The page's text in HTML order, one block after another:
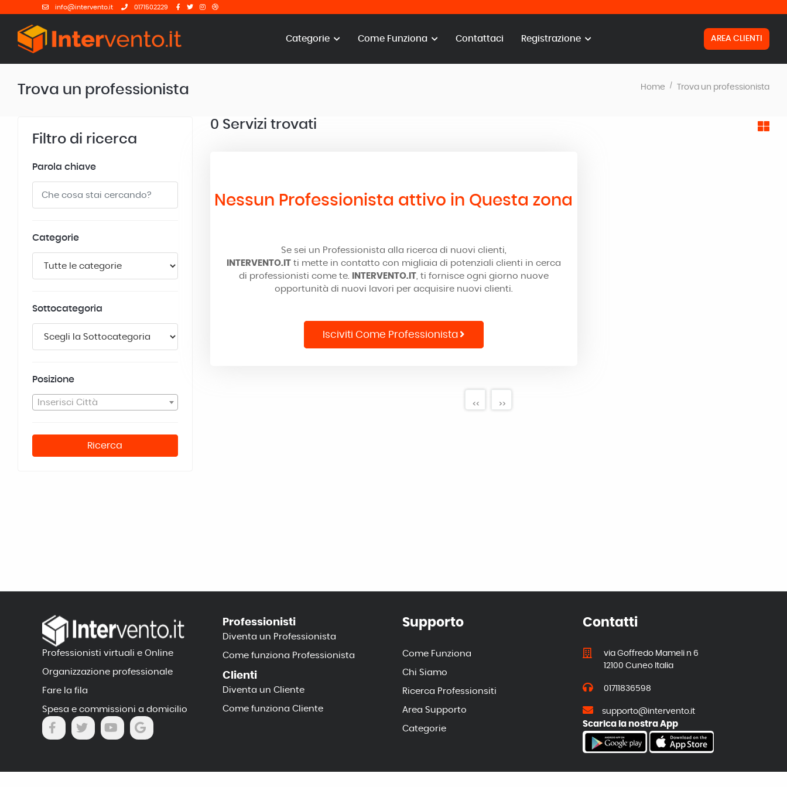
info@intervento.it 0171502229
Categorie Come Funziona Contattaci Registrazione AREA CLIENTI
Trova un professionista Home Trova un professionista
Filtro di ricerca
Parola chiave
Categorie
Sottocategoria
Posizione
Inserisci Città
Ricerca
0 Servizi trovati
Nessun Professionista attivo in Questa zona
Se sei un Professionista alla ricerca di nuovi clienti,
INTERVENTO.ITti mette in contatto con migliaia di potenziali clienti in cerca
di professionisti come te.
INTERVENTO.IT, ti fornisce ogni giorno nuove
opportunità di nuovi lavori per acquisire nuovi clienti.
Isciviti Come Professionista
<< >>
Professionisti virtuali e Online
Organizzazione professionale
Fare la fila
Spesa e commissioni a domicilio
Professionisti
Diventa un Professionista
Come funziona Professionista
Clienti
Diventa un Cliente
Come funziona Cliente
Supporto
Come Funziona
Chi Siamo
Ricerca Professionsiti
Area Supporto
Categorie
Contatti
via Goffredo Mameli n 6
12100 Cuneo Italia
01711836598
supporto@intervento.it
Scarica la nostra App